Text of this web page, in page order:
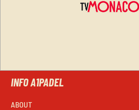
INFO A1PADEL
ABOUT